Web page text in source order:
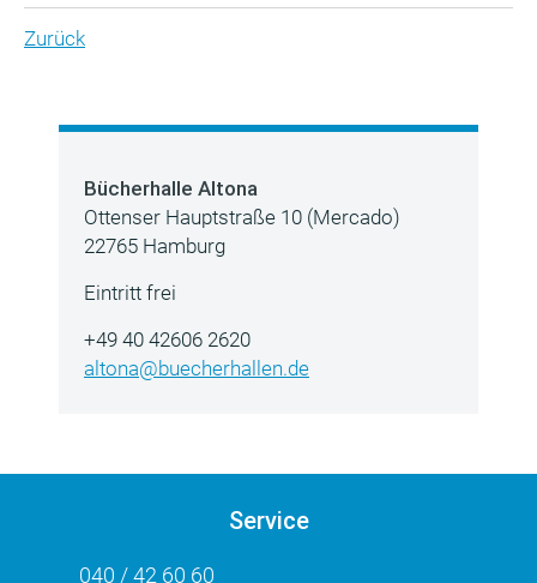
Zurück
Bücherhalle Altona
Ottenser Hauptstraße 10 (Mercado)
22765 Hamburg
Eintritt frei
+49 40 42606 2620
altona@buecherhallen.de
Service
040 / 42 60 60